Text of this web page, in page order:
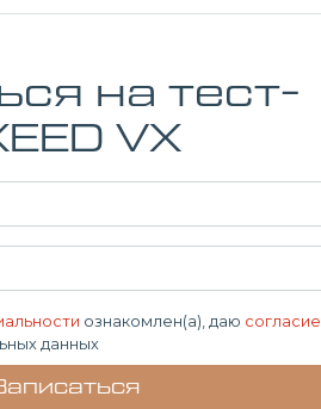
на тест-
VX
ознакомлен(а), даю согласие
данных